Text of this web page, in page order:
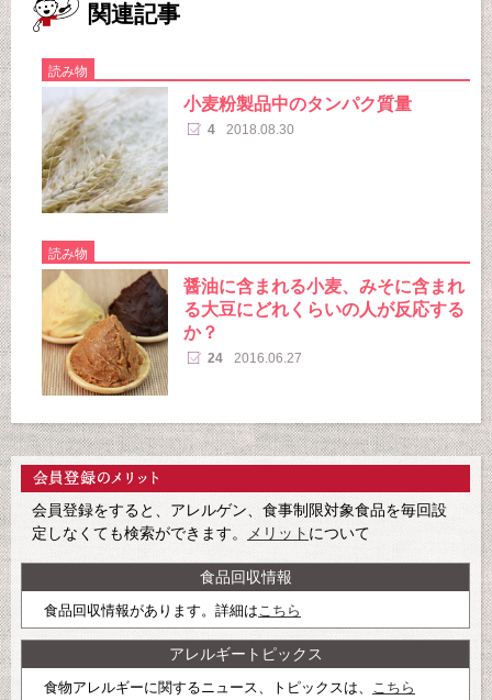
関連記事
読み物
小麦粉製品中のタンパク質量
4 2018.08.30
読み物
醤油に含まれる小麦、みそに含まれ
る大豆にどれくらいの人が反応する
か？
24 2016.06.27
会員登録をすると、アレルゲン、食事制限対象食品を毎回設
定しなくても検索ができます。
メリット について
食品回収情報
食品回収情報があります。詳細はこちら
アレルギートピックス
食物アレルギーに関するニュース、トピックスは、 こちら